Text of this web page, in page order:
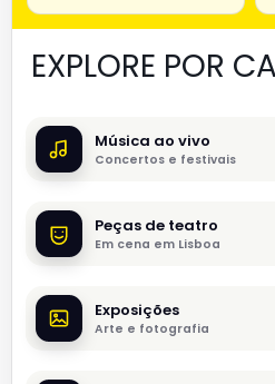
EXPLORE POR
Música ao vivo
Concertos e festivais
Peças de teatro
Em cena em Lisboa
Exposições
Arte e fotografia